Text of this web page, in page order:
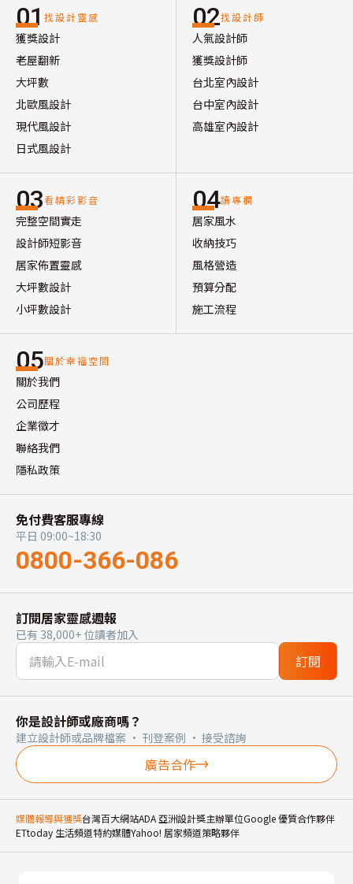
01 找設計靈感
獲獎設計
老屋翻新
大坪數
北歐風設計
現代風設計
日式風設計
02找設計師
人氣設計師
獲獎設計師
台北室內設計
台中室內設計
高雄室內設計
03看精彩影音
完整空間實走
設計師短影音
居家佈置靈感
大坪數設計
小坪數設計
04讀專欄
居家風水
收納技巧
風格營造
預算分配
施工流程
05關於幸福空間
關於我們
公司歷程
企業徵才
聯絡我們
隱私政策
免付費客服專線
平日 09:00~18:30
0800-366-086
訂閱居家靈感週報
已有 38,000+ 位讀者加入
訂閱
你是設計師或廠商嗎？
建立設計師或品牌檔案 · 刊登案例 · 接受諮詢
廣告合作
媒體報導與獲獎台灣百大網站ADA 亞洲設計獎主辦單位Google 優質合作夥伴
ETtoday 生活頻道特約媒體Yahoo! 居家頻道策略夥伴